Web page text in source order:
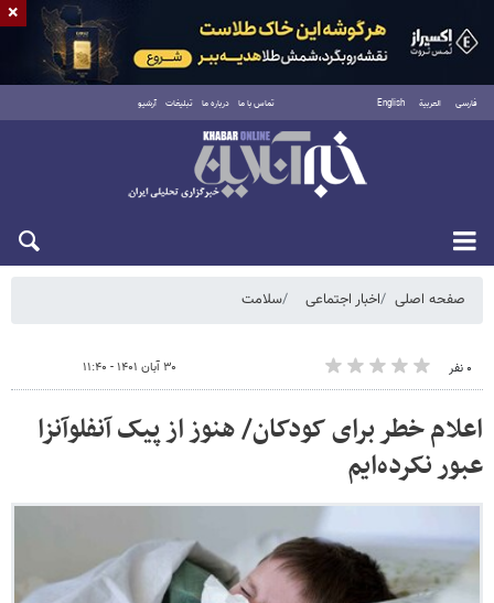
فارسی العربية English تماس با ما درباره ما تبلیغات آرشیو
پنجشنبه ۱۵ مرداد ۱۴۰۵
صفحه اصلی اخبار اجتماعی سلامت
۰ نفر ۳۰ آبان ۱۴۰۱ - ۱۱:۴۰
اعلام خطر برای کودکان/ هنوز از پیک آنفلوآنزا
عبور نکرده‌ایم
×